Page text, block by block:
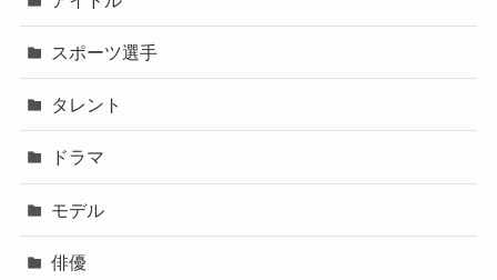
スポーツ選手
タレント
ドラマ
モデル
俳優